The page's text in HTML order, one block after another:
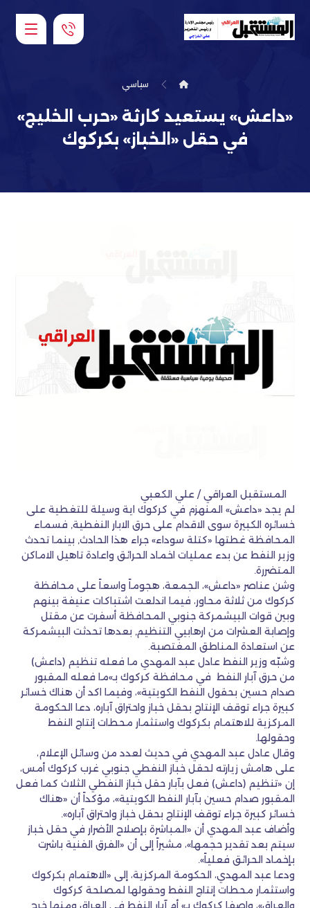
سياسي
«داعش» يستعيد كارثة «حرب الخليج»
في حقل «الخباز» بكركوك
المستقبل العراقي / علي الكعبي
لم يجد «داعش» المنهزم في كركوك اية وسيلة للتغطية على
خسائره الكبيرة سوى الاقدام على حرق الابار النفطية, فسماء
المحافظة غطتها «كتلة سوداء» جراء هذا الحادث, بينما تحدث
وزير النفط عن بدء عمليات اخماد الحرائق واعادة تاهيل الاماكن
المتضررة.
وشن عناصر «داعش»، الجمعة، هجوماً واسعاً على محافظة
كركوك من ثلاثة محاور، فيما اندلعت اشتباكات عنيفة بينهم
وبين قوات البيشمركة جنوبي المحافظة أسفرت عن مقتل
وإصابة العشرات من ارهابيي التنظيم, بعدها تحدثت البيشمركة
عن استعادة المناطق المغتصبة.
وشبّه وزير النفط عادل عبد المهدي ما فعله تنظيم (داعش)
من حرق آبار النفط في محافظة كركوك بـ»ما فعله المقبور
صدام حسين بحقول النفط الكويتية»، وفيما اكد أن هناك خسائر
كبيرة جراء توقف الإنتاج بحقل خباز واحتراق آباره، دعا الحكومة
المركزية للاهتمام بكركوك واستثمار محطات إنتاج النفط
وحقولها.
وقال عادل عبد المهدي في حديث لعدد من وسائل الإعلام،
على هامش زيارته لحقل خباز النفطي جنوبي غرب كركوك أمس،
إن «تنظيم (داعش) فعل بآبار حقل خباز النفطي الثلاث كما فعل
المقبور صدام حسين بآبار النفط الكويتية»، مؤكداً أن «هناك
خسائر كبيرة جراء توقف الإنتاج بحقل خباز واحتراق آباره».
وأضاف عبد المهدي أن «المباشرة بإصلاح الأضرار في حقل خباز
سيتم بعد تقدير حجمها»، مشيراً إلى أن «الفرق الفنية باشرت
بإخماد الحرائق فعلياً».
ودعا عبد المهدي، الحكومة المركزية، إلى «الاهتمام بكركوك
واستثمار محطات إنتاج النفط وحقولها لمصلحة كركوك
والعراق»، واصفا كركوك بـ» أم آبار النفط في العراق ومنها خرج